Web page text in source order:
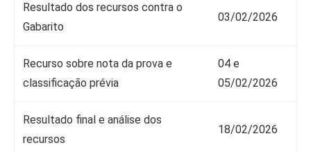
Resultado dos recursos contra o
Gabarito
03/02/2026
Recurso sobre nota da prova e
classificação prévia
04 e
05/02/2026
Resultado final e análise dos
recursos
18/02/2026